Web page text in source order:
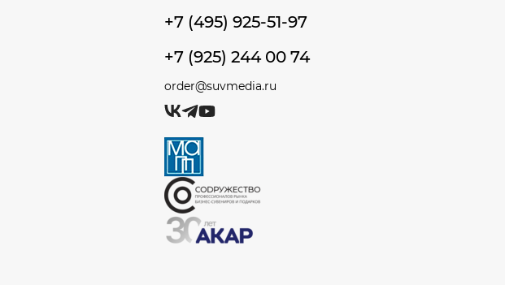
+7 (495) 925-51-97
+7 (925) 244 00 74
order@suvmedia.ru